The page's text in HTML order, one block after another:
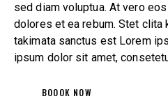
sed diam voluptua. At vero
dolores et ea rebum. Stet clita
takimata sanctus est Lorem
ipsum dolor sit amet,
BOOOK NOW